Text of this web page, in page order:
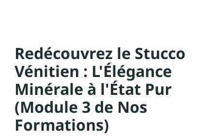
Redécouvrez le Stucco
Vénitien : L'Élégance
Minérale à l'État Pur
(Module 3 de Nos
Formations)